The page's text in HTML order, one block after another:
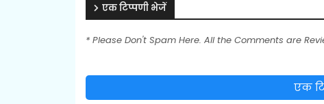
एक टिप्पणी भेजें
* Please Don't Spam Here. All the Comments are
एक